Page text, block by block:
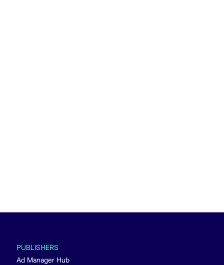
PUBLISHERS
Ad Manager Hub